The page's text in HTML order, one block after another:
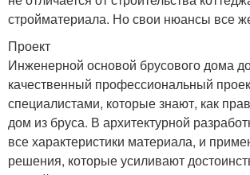
стройматериала. Но свои нюансы все
Проект
Инженерной основой брусового дома
качественный профессиональный
специалистами, которые знают, как
дом из бруса. В архитектурной
все характеристики материала, и
решения, которые усиливают